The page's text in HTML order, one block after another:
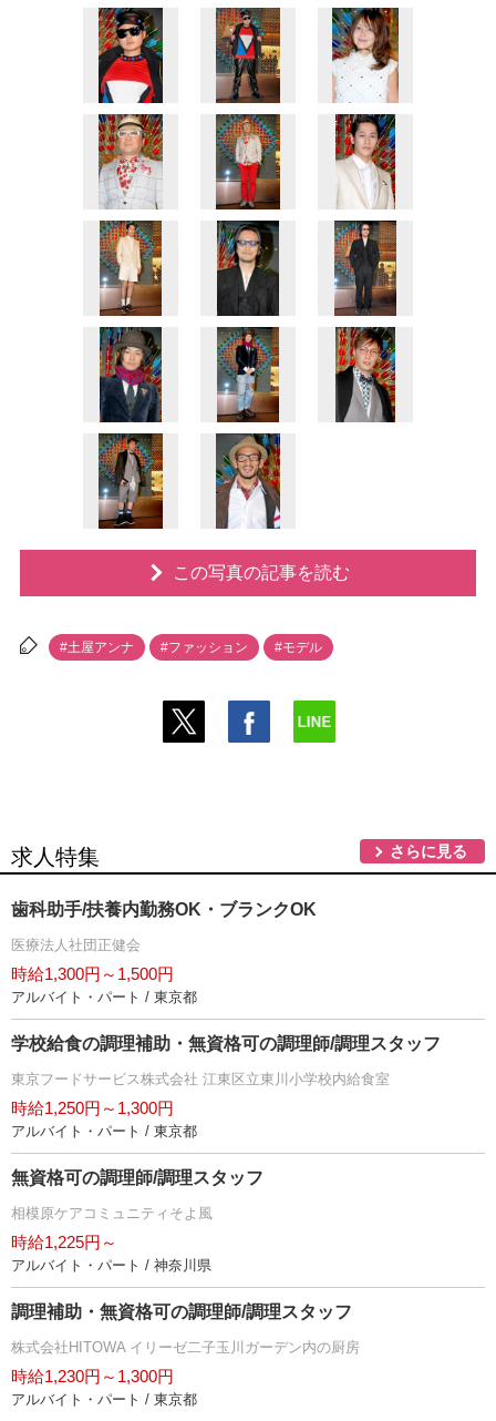
この写真の記事を読む
#土屋アンナ #ファッション #モデル
求人特集 さらに見る
歯科助手/扶養内勤務OK・ブランクOK
医療法人社団正健会
時給1,300円～1,500円
アルバイト・パート / 東京都
学校給食の調理補助・無資格可の調理師/調理スタッフ
東京フードサービス株式会社 江東区立東川小学校内給食室
時給1,250円～1,300円
アルバイト・パート / 東京都
無資格可の調理師/調理スタッフ
相模原ケアコミュニティそよ風
時給1,225円～
アルバイト・パート / 神奈川県
調理補助・無資格可の調理師/調理スタッフ
株式会社HITOWA イリーゼ二子玉川ガーデン内の厨房
時給1,230円～1,300円
アルバイト・パート / 東京都